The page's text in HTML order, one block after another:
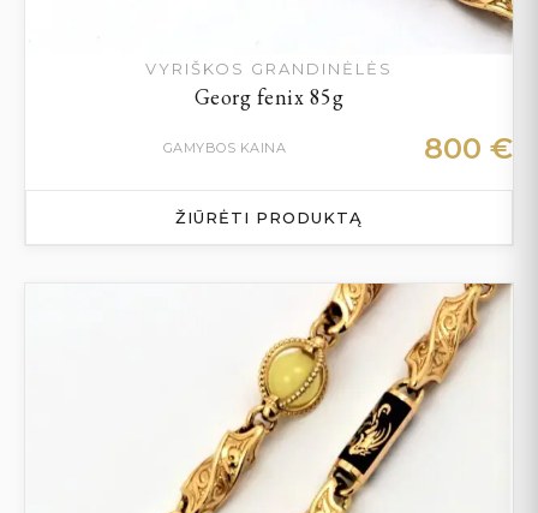
VYRIŠKOS GRANDINĖLĖS
Georg fenix 85g
GAMYBOS KAINA 800 €
ŽIŪRĖTI PRODUKTĄ